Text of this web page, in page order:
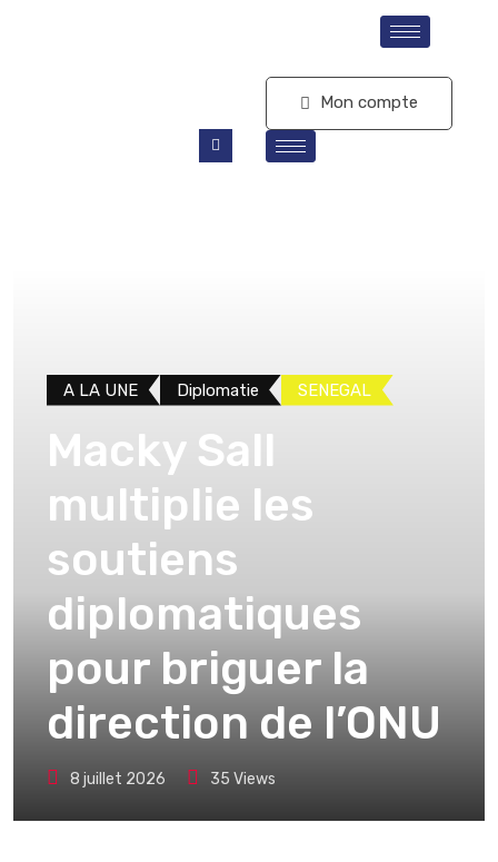
Mon compte
A LA UNE Diplomatie SENEGAL
Macky Sall
multiplie les
soutiens
diplomatiques
pour briguer la
direction de l’ONU
8 juillet 2026 35 Views